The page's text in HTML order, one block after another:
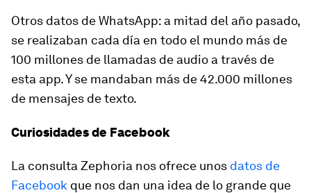
Otros datos de WhatsApp: a mitad del año pasado,
se realizaban cada día en todo el mundo más de
100 millones de llamadas de audio a través de
esta app. Y se mandaban más de 42.000 millones
de mensajes de texto.
Curiosidades de Facebook
La consulta Zephoria nos ofrece unos datos de
Facebook que nos dan una idea de lo grande que